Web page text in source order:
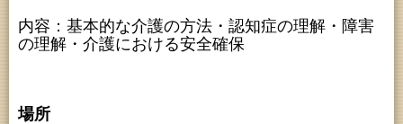
内容：基本的な介護の方法・認知症の理解・障害
の理解・介護における安全確保
場所